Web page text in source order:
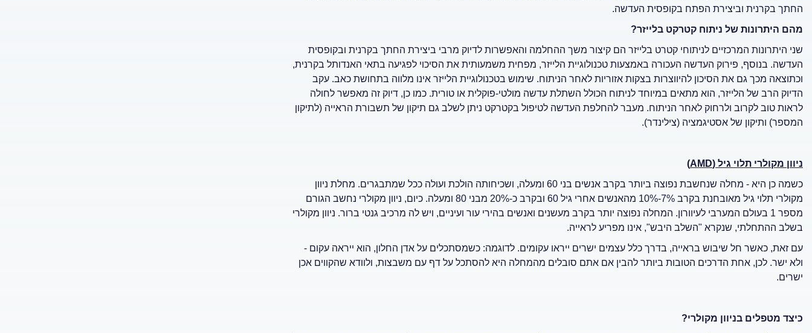
החתך בקרנית וביצירת הפתח בקופסית העדשה.
מהם היתרונות של ניתוח קטרקט בלייזר?
שני היתרונות המרכזיים לניתוחי קטרט בלייזר הם קיצור משך ההחלמה והאפשרות לדיוק מרבי ביצירת החתך בקרנית ובקופסית
העדשה. בנוסף, פירוק העדשה העכורה באמצעות טכנולוגיית הלייזר, מפחית משמעותית את הסיכוי לפגיעה בתאי האנדותל בקרנית,
וכתוצאה מכך גם את הסיכון להיווצרות בצקות אזוריות לאחר הניתוח. שימוש בטכנולוגיית הלייזר אינו מלווה בתחושת כאב. עקב
הדיוק הרב של הלייזר, הוא מתאים במיוחד לניתוח הכולל השתלת עדשה מולטי-פוקלית או טורית. כמו כן, דיוק זה מאפשר לחולה
לראות טוב לקרוב ולרחוק לאחר הניתוח. מעבר להחלפת העדשה לטיפול בקטרקט ניתן לשלב גם תיקון של תשבורת הראייה (לתיקון
המספר) ותיקון של אסטיגמציה (צילינדר).
ניוון מקולרי תלוי גיל (AMD
)
כשמה כן היא - מחלה שנחשבת נפוצה ביותר בקרב אנשים בני 60 ומעלה, ושכיחותה הולכת ועולה ככל שמתבגרים. מחלת ניוון
מקולרי תלוי גיל מאובחנת בקרב 7%-10% מהאנשים אחרי גיל 60 ובקרב כ-20% מבני 80 ומעלה. כיום, ניוון מקולרי נחשב הגורם
מספר 1 בעולם המערבי לעיוורון. המחלה נפוצה יותר בקרב מעשנים ואנשים בהירי עור ועיניים, ויש לה מרכיב גנטי ברור. ניוון מקולרי
בשלב ההתחלתי, שנקרא "השלב היבש", אינו מפריע לראייה.
עם זאת, כאשר חל שיבוש בראייה, בדרך כלל עצמים ישרים ייראו עקומים. לדוגמה: כשמסתכלים על אדן החלון, הוא ייראה עקום -
ולא ישר. לכן, אחת הדרכים הטובות ביותר להבין אם אתם סובלים מהמחלה היא להסתכל על דף עם משבצות, ולוודא שהקווים אכן
ישרים.
כיצד מטפלים בניוון מקולרי?